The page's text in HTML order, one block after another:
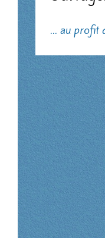
... au profit